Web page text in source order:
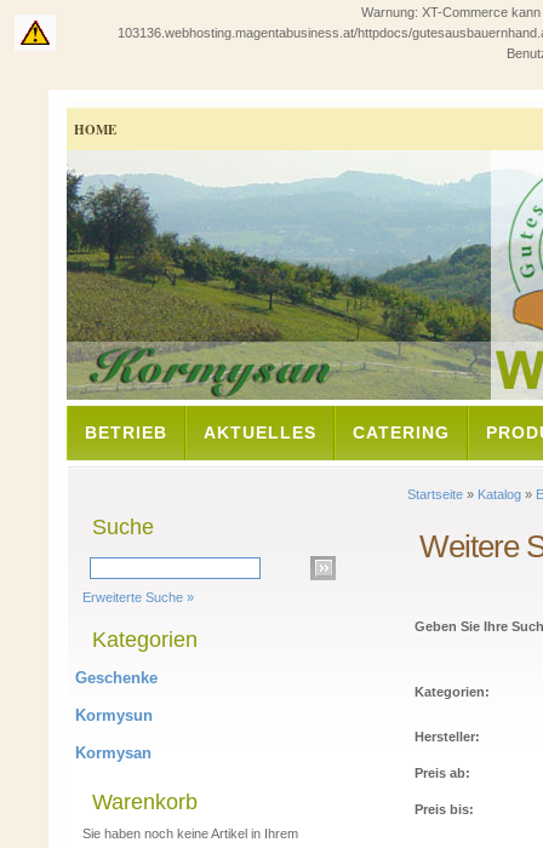
Warnung: XT-Commerce
103136.webhosting.magentabusiness.at/httpdocs/
HOME
BETRIEB AKTUELLES CATERING
Startseite » Katalog »
Weitere
Geben Sie Ihre
Kategorien:
Hersteller:
Preis ab:
Preis bis:
Suche
Erweiterte Suche »
Kategorien
Geschenke
Kormysun
Kormysan
Warenkorb
Sie haben noch keine Artikel in Ihrem